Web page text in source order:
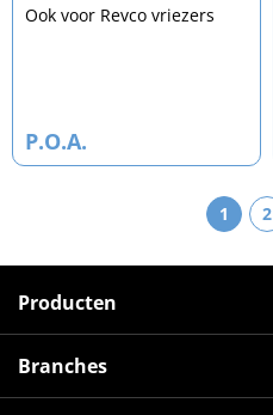
Ook voor Revco vriezers
P.O.A.
1 2
Producten
Branches